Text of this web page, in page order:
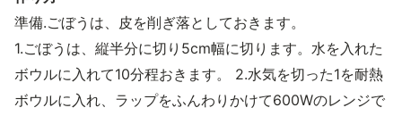
準備.ごぼうは、皮を削ぎ落としておきます。
1.ごぼうは、縦半分に切り5cm幅に切ります。水を入れた
ボウルに入れて10分程おきます。 2.水気を切った1を耐熱
ボウルに入れ、ラップをふんわりかけて600Wのレンジで